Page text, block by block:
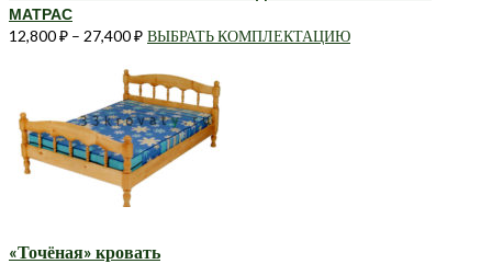
МАТРАС
12,800₽ – 27,400₽ ВЫБРАТЬ КОМПЛЕКТАЦИЮЭтот
«Точёная» кровать